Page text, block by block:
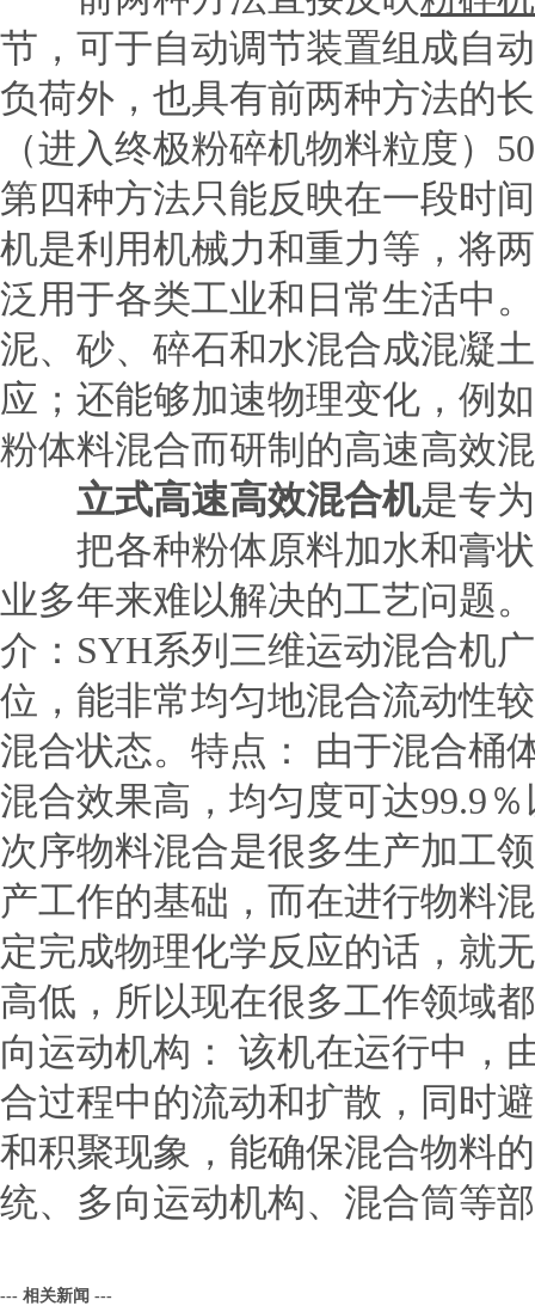
节，可于自动调节装置组成自
负荷外，也具有前两种方法的
（进入终极粉碎机物料粒度）
第四种方法只能反映在一段时
机是利用机械力和重力等，将
泛用于各类工业和日常生活中
泥、砂、碎石和水混合成混凝
应；还能够加速物理变化，例
粉体料混合而研制的高速高效
立式高速高效混合机是专
把各种粉体原料加水和膏状
业多年来难以解决的工艺问题
介：SYH系列三维运动混合机
位，能非常均匀地混合流动性
混合状态。特点： 由于混合桶
混合效果高，均匀度可达99.9
次序物料混合是很多生产加工
产工作的基础，而在进行物料
定完成物理化学反应的话，就
高低，所以现在很多工作领域
向运动机构： 该机在运行中，
合过程中的流动和扩散，同时
和积聚现象，能确保混合物料
统、多向运动机构、混合筒等
--- 相关新闻 ---